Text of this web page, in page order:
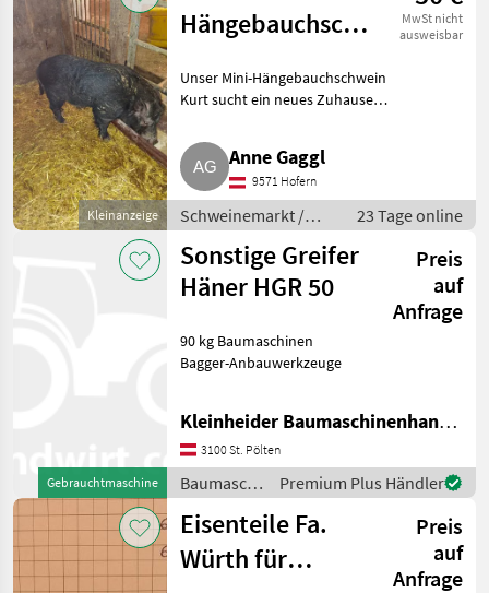
Kleinanzeige
HängebauchschweinMwSt nicht
ausweisbar
Unser Mini-Hängebauchschwein
Kurt sucht ein neues Zuhause
sogar Artgenossen, damit er
nicht so alleine ist, das wäre
richtig schön),
Anne Gaggl
9571 Hofern
Schweinemarkt /
Schweinemarkt
23 Tage online
Gebrauchtmaschine
Sonstige Greifer
Häner HGR 50
Preis
auf
Anfrage
90 kg Baumaschinen
Bagger-Anbauwerkzeuge
Kleinheider Baumaschinenhandel GmbH.
3100 St. Pölten
Baumaschinen
/ Sonstige
Premium Plus Händler
Eisenteile Fa.
Würth für
Preis
auf
Anfrage